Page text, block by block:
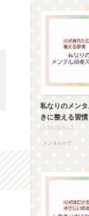
私なりのメン
きに整える習慣
2025/5/13
メンタルケア